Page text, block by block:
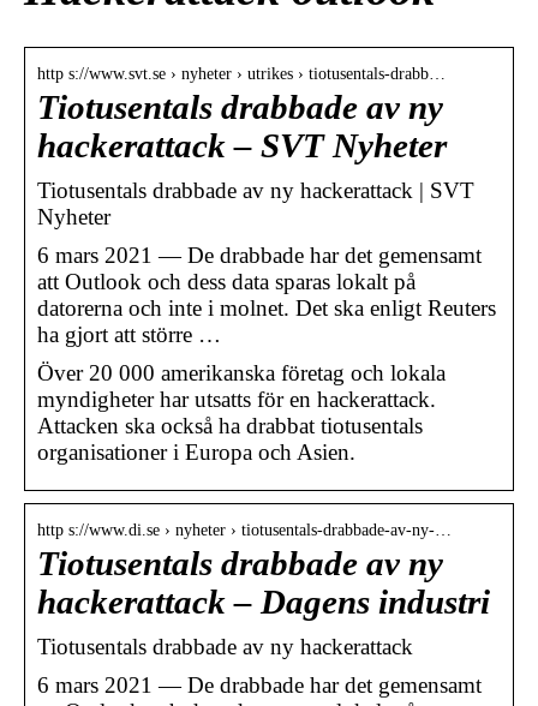
http s://www.svt.se › nyheter › utrikes › tiotusentals-drabb…
Tiotusentals drabbade av ny
hackerattack – SVT Nyheter
Tiotusentals drabbade av ny hackerattack | SVT
Nyheter
6 mars 2021 — De drabbade har det gemensamt
att Outlook och dess data sparas lokalt på
datorerna och inte i molnet. Det ska enligt Reuters
ha gjort att större …
Över 20 000 amerikanska företag och lokala
myndigheter har utsatts för en hackerattack.
Attacken ska också ha drabbat tiotusentals
organisationer i Europa och Asien.
http s://www.di.se › nyheter › tiotusentals-drabbade-av-ny-…
Tiotusentals drabbade av ny
hackerattack – Dagens industri
Tiotusentals drabbade av ny hackerattack
6 mars 2021 — De drabbade har det gemensamt